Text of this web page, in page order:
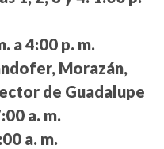
a 4:00 p. m.
Morazán,
de Guadalupe
a. m.
a. m.